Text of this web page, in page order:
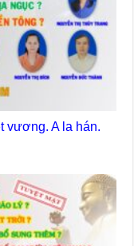
vương. A la hán.